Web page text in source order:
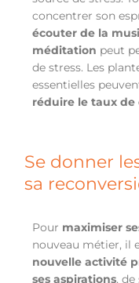
concentrer son
écouter de la
méditation peut
de stress. Les
essentielles
réduire le taux de
Se donner
sa
Pour maximiser
nouveau métier, il
nouvelle activité
ses aspirations,